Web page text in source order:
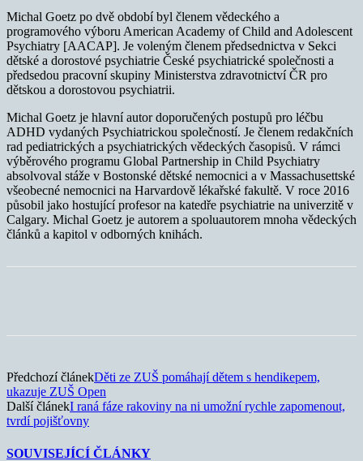
Michal Goetz po dvě období byl členem vědeckého a
programového výboru American Academy of Child and Adolescent
Psychiatry [AACAP]. Je voleným členem předsednictva v Sekci
dětské a dorostové psychiatrie České psychiatrické společnosti a
předsedou pracovní skupiny Ministerstva zdravotnictví ČR pro
dětskou a dorostovou psychiatrii.
Michal Goetz je hlavní autor doporučených postupů pro léčbu
ADHD vydaných Psychiatrickou společností. Je členem redakčních
rad pediatrických a psychiatrických vědeckých časopisů. V rámci
výběrového programu Global Partnership in Child Psychiatry
absolvoval stáže v Bostonské dětské nemocnici a v Massachusettské
všeobecné nemocnici na Harvardově lékařské fakultě. V roce 2016
působil jako hostující profesor na katedře psychiatrie na univerzitě v
Calgary. Michal Goetz je autorem a spoluautorem mnoha vědeckých
článků a kapitol v odborných knihách.
Předchozí článekDěti ze ZUŠ pomáhají dětem s hendikepem,
ukazuje ZUŠ Open
Další článekI raná fáze rakoviny na ni umožní rychle zapomenout,
tvrdí pojišťovny
SOUVISEJÍCÍ ČLÁNKY